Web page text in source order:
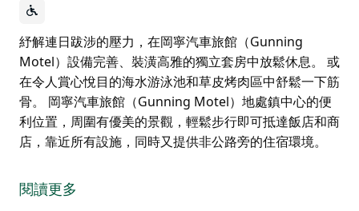
紓解連日跋涉的壓力，在岡寧汽車旅館（Gunning
Motel）設備完善、裝潢高雅的獨立套房中放鬆休息。 或
在令人賞心悅目的海水游泳池和草皮烤肉區中舒鬆一下筋
骨。 岡寧汽車旅館（Gunning Motel）地處鎮中心的便
利位置，周圍有優美的景觀，輕鬆步行即可抵達飯店和商
店，靠近所有設施，同時又提供非公路旁的住宿環境。
Motel）設備完善、裝潢高雅的獨立套房中放鬆休息。 或
在令人賞心悅目的海水游泳池和草皮烤肉區中舒鬆一下筋
閱讀更多